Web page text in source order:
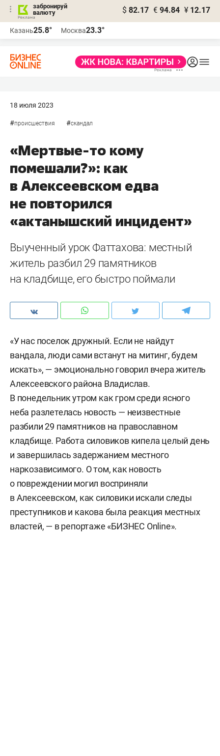
забронируй
валюту
$ 82.17 € 94.84 ¥ 12.17
Казань25.8° Москва23.3°
18 июля 2023
#происшествия #скандал
«Мертвые-то кому
помешали?»: как
в Алексеевском едва
не повторился
«актанышский инцидент»
Выученный урок Фаттахова: местный
житель разбил 29 памятников
на кладбище, его быстро поймали
«У нас поселок дружный. Если не найдут
вандала, люди сами встанут на митинг, будем
искать», — эмоционально говорил вчера житель
Алексеевского района Владислав.
В понедельник утром как гром среди ясного
неба разлетелась новость — неизвестные
разбили 29 памятников на православном
кладбище. Работа силовиков кипела целый день
и завершилась задержанием местного
наркозависимого. О том, как новость
о повреждении могил восприняли
в Алексеевском, как силовики искали следы
преступников и какова была реакция местных
властей, — в репортаже «БИЗНЕС Online».